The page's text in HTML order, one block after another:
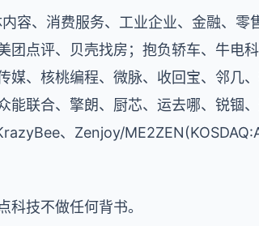
容、消费服务、工业企业、金融、零
点评、贝壳找房；抱负轿车、牛电科
、核桃编程、微脉、收回宝、邻几
能联合、擎朗、厨芯、运去哪、锐锢
、Zenjoy/
技不做任何背书。